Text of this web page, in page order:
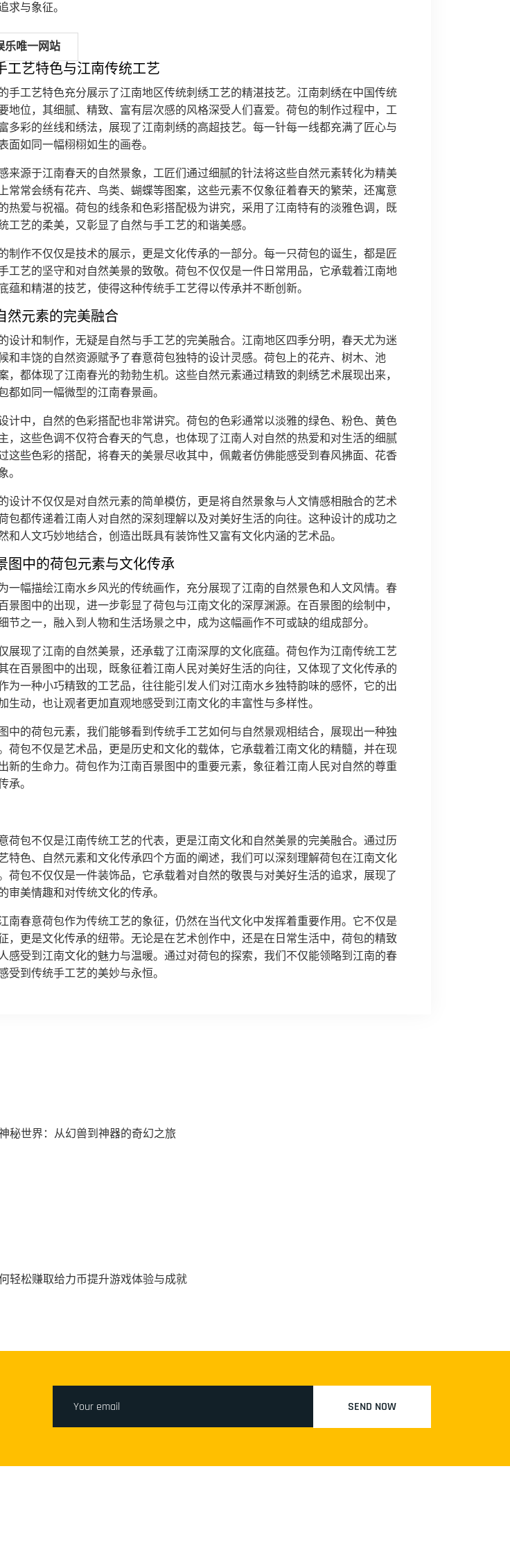
求与象征。
乐唯一网站
工艺特色与江南传统工艺
手工艺特色充分展示了江南地区传统刺绣工艺的精湛技艺。江南刺绣在中国传统
地位，其细腻、精致、富有层次感的风格深受人们喜爱。荷包的制作过程中，工
多彩的丝线和绣法，展现了江南刺绣的高超技艺。每一针每一线都充满了匠心与
面如同一幅栩栩如生的画卷。
来源于江南春天的自然景象，工匠们通过细腻的针法将这些自然元素转化为精美
常常会绣有花卉、鸟类、蝴蝶等图案，这些元素不仅象征着春天的繁荣，还寓意
热爱与祝福。荷包的线条和色彩搭配极为讲究，采用了江南特有的淡雅色调，既
工艺的柔美，又彰显了自然与手工艺的和谐美感。
制作不仅仅是技术的展示，更是文化传承的一部分。每一只荷包的诞生，都是匠
工艺的坚守和对自然美景的致敬。荷包不仅仅是一件日常用品，它承载着江南地
蕴和精湛的技艺，使得这种传统手工艺得以传承并不断创新。
然元素的完美融合
设计和制作，无疑是自然与手工艺的完美融合。江南地区四季分明，春天尤为迷
和丰饶的自然资源赋予了春意荷包独特的设计灵感。荷包上的花卉、树木、池
，都体现了江南春光的勃勃生机。这些自然元素通过精致的刺绣艺术展现出来，
都如同一幅微型的江南春景画。
计中，自然的色彩搭配也非常讲究。荷包的色彩通常以淡雅的绿色、粉色、黄色
，这些色调不仅符合春天的气息，也体现了江南人对自然的热爱和对生活的细腻
这些色彩的搭配，将春天的美景尽收其中，佩戴者仿佛能感受到春风拂面、花香
。
设计不仅仅是对自然元素的简单模仿，更是将自然景象与人文情感相融合的艺术
包都传递着江南人对自然的深刻理解以及对美好生活的向往。这种设计的成功之
和人文巧妙地结合，创造出既具有装饰性又富有文化内涵的艺术品。
图中的荷包元素与文化传承
一幅描绘江南水乡风光的传统画作，充分展现了江南的自然景色和人文风情。春
景图中的出现，进一步彰显了荷包与江南文化的深厚渊源。在百景图的绘制中，
节之一，融入到人物和生活场景之中，成为这幅画作不可或缺的组成部分。
展现了江南的自然美景，还承载了江南深厚的文化底蕴。荷包作为江南传统工艺
在百景图中的出现，既象征着江南人民对美好生活的向往，又体现了文化传承的
为一种小巧精致的工艺品，往往能引发人们对江南水乡独特韵味的感怀，它的出
生动，也让观者更加直观地感受到江南文化的丰富性与多样性。
中的荷包元素，我们能够看到传统手工艺如何与自然景观相结合，展现出一种独
荷包不仅是艺术品，更是历史和文化的载体，它承载着江南文化的精髓，并在现
新的生命力。荷包作为江南百景图中的重要元素，象征着江南人民对自然的尊重
承。
荷包不仅是江南传统工艺的代表，更是江南文化和自然美景的完美融合。通过历
特色、自然元素和文化传承四个方面的阐述，我们可以深刻理解荷包在江南文化
荷包不仅仅是一件装饰品，它承载着对自然的敬畏与对美好生活的追求，展现了
审美情趣和对传统文化的传承。
南春意荷包作为传统工艺的象征，仍然在当代文化中发挥着重要作用。它不仅是
，更是文化传承的纽带。无论是在艺术创作中，还是在日常生活中，荷包的精致
感受到江南文化的魅力与温暖。通过对荷包的探索，我们不仅能领略到江南的春
受到传统手工艺的美妙与永恒。
秘世界：从幻兽到神器的奇幻之旅
轻松赚取给力币提升游戏体验与成就
SEND NOW